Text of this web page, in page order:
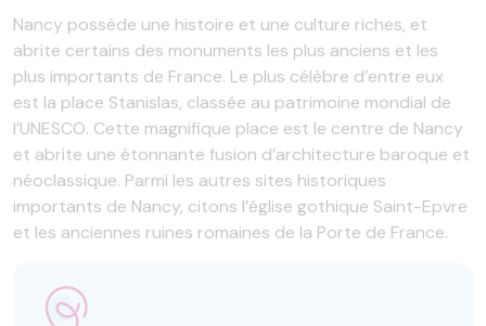
Nancy possède une histoire et une culture riches, et
abrite certains des monuments les plus anciens et les
plus importants de France. Le plus célèbre d’entre eux
est la place Stanislas, classée au patrimoine mondial de
l’UNESCO. Cette magnifique place est le centre de Nancy
et abrite une étonnante fusion d’architecture baroque et
néoclassique. Parmi les autres sites historiques
importants de Nancy, citons l’église gothique Saint-Epvre
et les anciennes ruines romaines de la Porte de France.